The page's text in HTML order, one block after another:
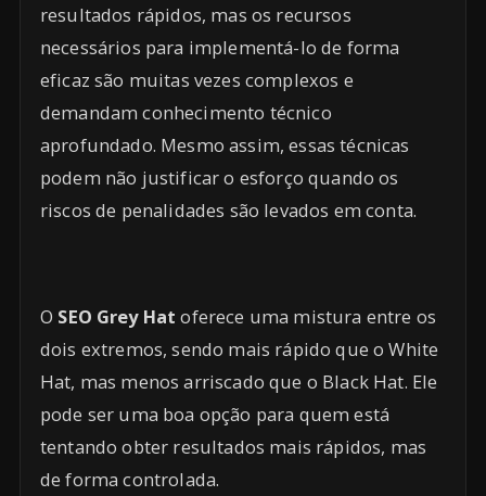
resultados rápidos, mas os recursos
necessários para implementá-lo de forma
eficaz são muitas vezes complexos e
demandam conhecimento técnico
aprofundado. Mesmo assim, essas técnicas
podem não justificar o esforço quando os
riscos de penalidades são levados em conta.
O SEO Grey Hat oferece uma mistura entre os
dois extremos, sendo mais rápido que o White
Hat, mas menos arriscado que o Black Hat. Ele
pode ser uma boa opção para quem está
tentando obter resultados mais rápidos, mas
de forma controlada.